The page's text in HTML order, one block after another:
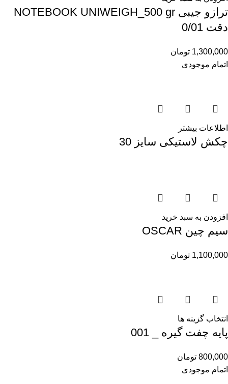
ترازو جیبی NOTEBOOK UNIWEIGH_500 gr
دقت 0/01
1,300,000 تومان
اتمام موجودی
اطلاعات بیشتر
چکش لاستیکی سایز 30
افزودن به سبد خرید
سیم چین OSCAR
1,100,000 تومان
انتخاب گزینه ها
پایه چفت گیره _ 001
800,000 تومان
اتمام موجودی